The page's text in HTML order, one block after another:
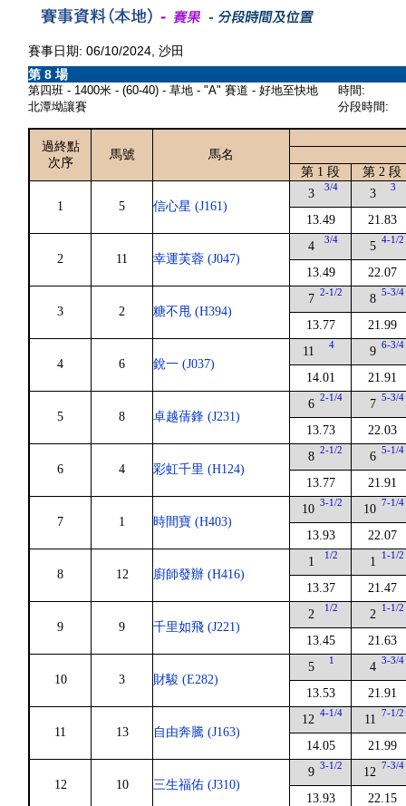
賽事日期: 06/10/2024, 沙田
第 8 場
第四班 - 1400米 - (60-40) - 草地 - "A" 賽道 - 好地至快地
北潭坳讓賽
時間:
分段時間:
過終點
次序
馬號
馬名
第 1 段
第 2 段
1 5 信心星 (J161)
3 3/4
13.49
3 3
21.83
2 11 幸運芙蓉 (J047)
4 3/4
13.49
5 4-1/2
22.07
3 2 糖不甩 (H394)
7 2-1/2
13.77
8 5-3/4
21.99
4 6 銳一 (J037)
11 4
14.01
9 6-3/4
21.91
5 8 卓越蒨鋒 (J231)
6 2-1/4
13.73
7 5-3/4
22.03
6 4 彩虹千里 (H124)
8 2-1/2
13.77
6 5-1/4
21.91
7 1 時間寶 (H403)
10 3-1/2
13.93
10 7-1/4
22.07
8 12 廚師發辦 (H416)
1 1/2
13.37
1 1-1/2
21.47
9 9 千里如飛 (J221)
2 1/2
13.45
2 1-1/2
21.63
10 3 財駿 (E282)
5 1
13.53
4 3-3/4
21.91
11 13 自由奔騰 (J163)
12 4-1/4
14.05
11 7-1/2
21.99
12 10 三生福佑 (J310)
9 3-1/2
13.93
12 7-3/4
22.15